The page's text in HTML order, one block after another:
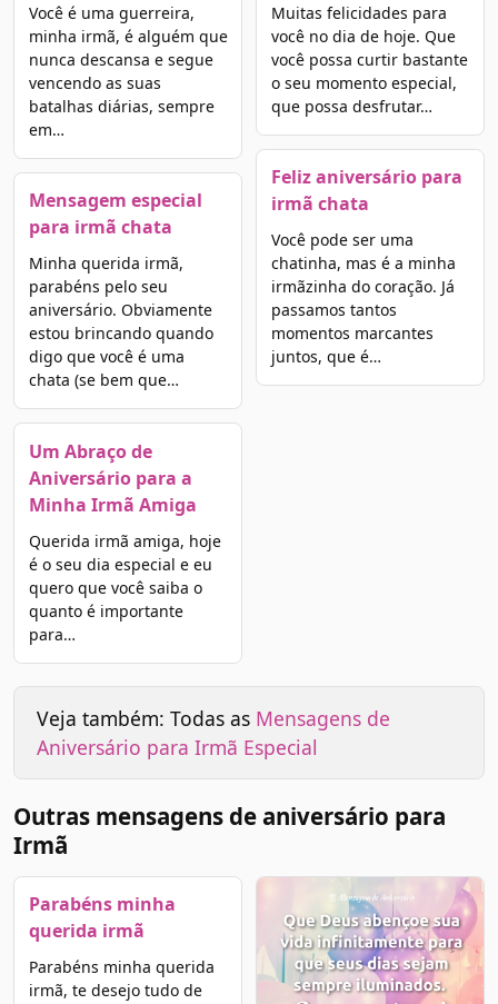
Você é uma guerreira,
minha irmã, é alguém que
nunca descansa e segue
vencendo as suas
batalhas diárias, sempre
em…
Mensagem especial
para irmã chata
Minha querida irmã,
parabéns pelo seu
aniversário. Obviamente
estou brincando quando
digo que você é uma
chata (se bem que…
Um Abraço de
Aniversário para a
Minha Irmã Amiga
Querida irmã amiga, hoje
é o seu dia especial e eu
quero que você saiba o
quanto é importante
para…
Muitas felicidades para
você no dia de hoje. Que
você possa curtir bastante
o seu momento especial,
que possa desfrutar…
Feliz aniversário para
irmã chata
Você pode ser uma
chatinha, mas é a minha
irmãzinha do coração. Já
passamos tantos
momentos marcantes
juntos, que é…
Veja também: Todas as Mensagens de
Aniversário para Irmã Especial
Outras mensagens de aniversário para
Irmã
Parabéns minha
querida irmã
Parabéns minha querida
irmã, te desejo tudo de